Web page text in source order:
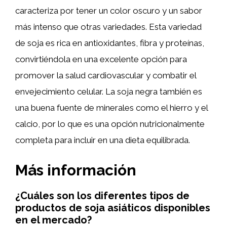
caracteriza por tener un color oscuro y un sabor
más intenso que otras variedades. Esta variedad
de soja es rica en antioxidantes, fibra y proteínas,
convirtiéndola en una excelente opción para
promover la salud cardiovascular y combatir el
envejecimiento celular. La soja negra también es
una buena fuente de minerales como el hierro y el
calcio, por lo que es una opción nutricionalmente
completa para incluir en una dieta equilibrada.
Más información
¿Cuáles son los diferentes tipos de
productos de soja asiáticos disponibles
en el mercado?